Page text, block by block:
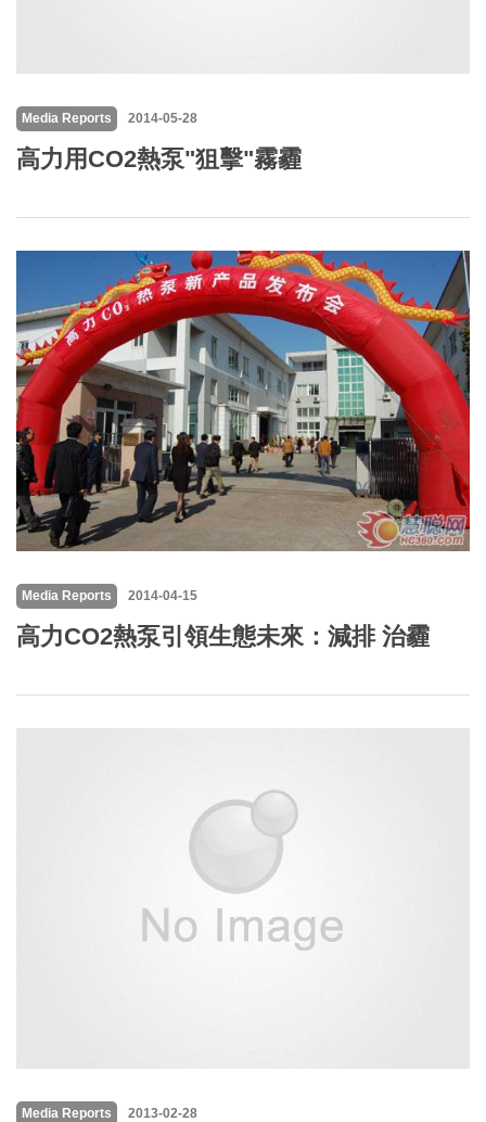
Media Reports 2014-05-28
高力用CO2熱泵"狙擊"霧霾
Media Reports 2014-04-15
高力CO2熱泵引領生態未來：減排 治霾
Media Reports 2013-02-28